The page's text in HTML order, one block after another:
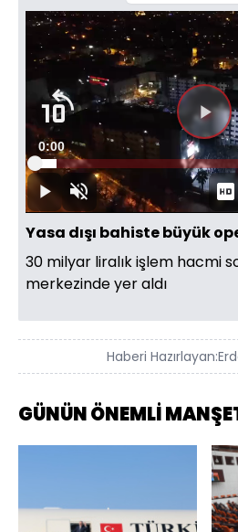
DuraklatSesi
Aç
Süre
0:00
Yüklendi:
6.33%
Yasa dışı bahiste büyük
30 milyar liralık işlem hacmi
merkezinde yer aldı
Haberi Hazırlayan:
GÜNÜN ÖNEMLİ